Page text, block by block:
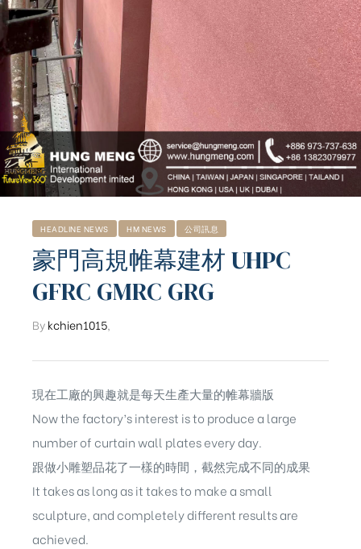
HEADLINE NEWS HM NEWS 公司訊息
豪門高規帷幕建材 UHPC
GFRC GMRC GRG
Bykchien1015
現在工廠的興趣就是每天生產大量的帷幕牆版
Now the factory’s interest is to produce a large
number of curtain wall plates every day.
跟做小雕塑品花了一樣的時間，截然完成不同的成果
It takes as long as it takes to make a small
sculpture, and completely different results are
achieved.